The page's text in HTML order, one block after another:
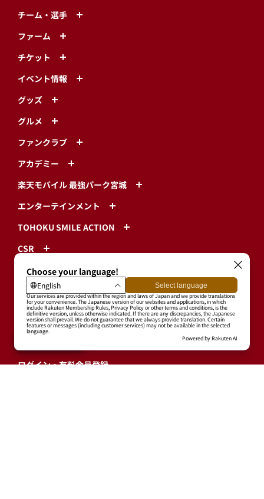
チーム・選手
ファーム
チケット
イベント情報
グッズ
グルメ
ファンクラブ
アカデミー
楽天モバイル 最強パーク宮城
エンターテインメント
TOHOKU SMILE ACTION
CSR
球団情報
プライバシーポリシー
利用規約
ログイン・有料会員登録